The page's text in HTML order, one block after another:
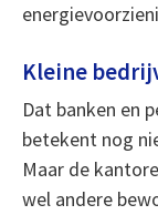
Kleine
Dat banken en
betekent nog
Maar de
wel andere